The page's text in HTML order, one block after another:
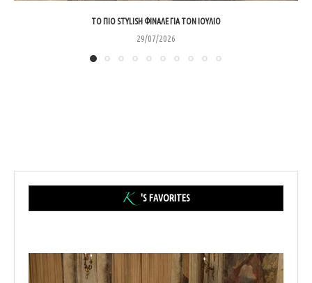
ΤΟ ΠΙΟ STYLISH ΦΙΝΆΛΕ ΓΙΑ ΤΟΝ ΙΟΎΛΙΟ
29/07/2026
'S FAVORITES